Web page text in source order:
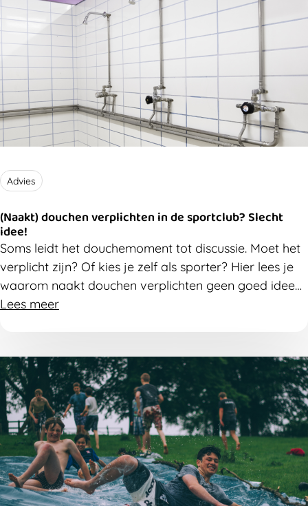
Advies
(Naakt) douchen verplichten in de sportclub? Slecht
idee!
Soms leidt het douchemoment tot discussie. Moet het
verplicht zijn? Of kies je zelf als sporter? Hier lees je
waarom naakt douchen verplichten geen goed idee
is.
Lees meer